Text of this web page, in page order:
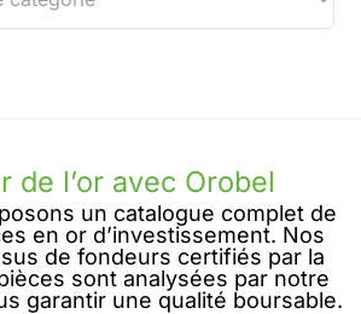
de l’or avec Orobel
un catalogue complet de
en or d’investissement. Nos
de fondeurs certifiés par la
sont analysées par notre
garantir une qualité boursable.